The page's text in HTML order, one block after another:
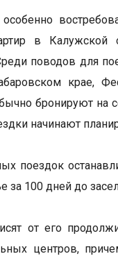
в
поводов для
крае,
бронируют на
начинают
поездок
за 100 дней до
от его
центров,